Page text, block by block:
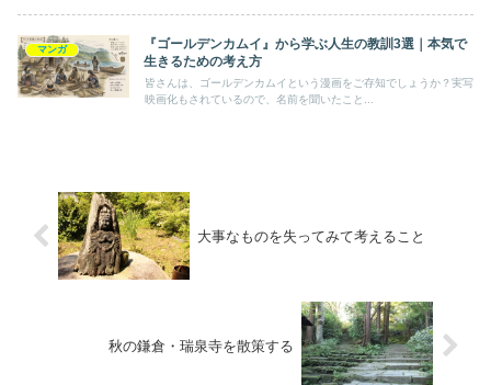
マンガ
『ゴールデンカムイ』から学ぶ人生の教訓3選｜本気で
生きるための考え方
皆さんは、ゴールデンカムイという漫画をご存知でしょうか？実写
映画化もされているので、名前を聞いたこと...
大事なものを失ってみて考えること
秋の鎌倉・瑞泉寺を散策する